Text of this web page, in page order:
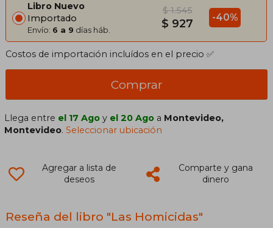
Libro Nuevo
Importado
Envío: 6 a 9 días háb.
$ 1.545
$ 927 -40%
Costos de importación incluídos en el precio ✅
Comprar
Llega entre el 17 Ago y el 20 Ago a Montevideo,
Montevideo.Seleccionar ubicación
Agregar a lista de
deseos
Comparte y gana
dinero
Reseña del libro "Las Homicidas"